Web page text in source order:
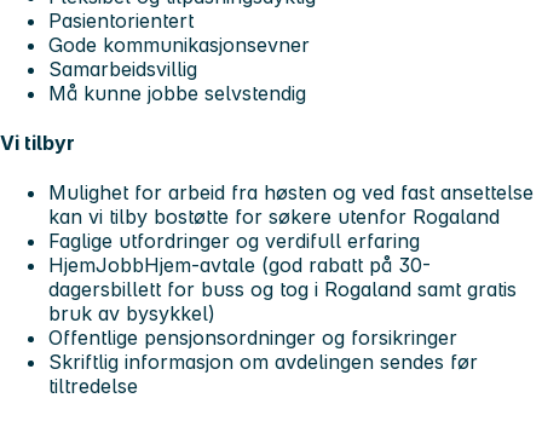
Pasientorientert
Gode kommunikasjonsevner
Samarbeidsvillig
Må kunne jobbe selvstendig
Vi tilbyr
Mulighet for arbeid fra høsten og ved fast ansettelse
kan vi tilby bostøtte for søkere utenfor Rogaland
Faglige utfordringer og verdifull erfaring
HjemJobbHjem-avtale (god rabatt på 30-
dagersbillett for buss og tog i Rogaland samt gratis
bruk av bysykkel)
Offentlige pensjonsordninger og forsikringer
Skriftlig informasjon om avdelingen sendes før
tiltredelse